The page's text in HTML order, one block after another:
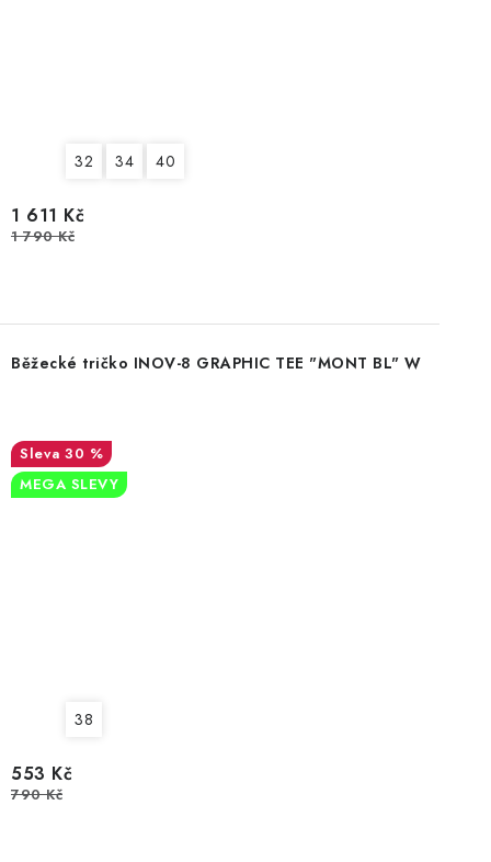
32 34 40
1 611 Kč
1 790 Kč
Běžecké tričko INOV-8 GRAPHIC TEE "MONT BL" W
30 %
MEGA SLEVY
38
553 Kč
790 Kč